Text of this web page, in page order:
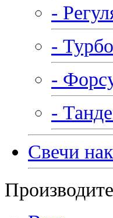
-
-
-
-
Свечи